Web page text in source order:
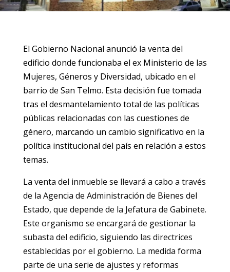
El Gobierno Nacional anunció la venta del
edificio donde funcionaba el ex Ministerio de las
Mujeres, Géneros y Diversidad, ubicado en el
barrio de San Telmo. Esta decisión fue tomada
tras el desmantelamiento total de las políticas
públicas relacionadas con las cuestiones de
género, marcando un cambio significativo en la
política institucional del país en relación a estos
temas.
La venta del inmueble se llevará a cabo a través
de la Agencia de Administración de Bienes del
Estado, que depende de la Jefatura de Gabinete.
Este organismo se encargará de gestionar la
subasta del edificio, siguiendo las directrices
establecidas por el gobierno. La medida forma
parte de una serie de ajustes y reformas